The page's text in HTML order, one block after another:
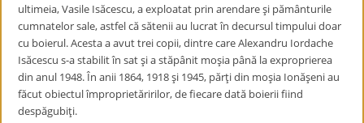
ultimeia, Vasile Isăcescu, a exploatat prin arendare şi pământurile
cumnatelor sale, astfel că sătenii au lucrat în decursul timpului doar
cu boierul. Acesta a avut trei copii, dintre care Alexandru Iordache
Isăcescu s-a stabilit în sat şi a stăpânit moşia până la exproprierea
din anul 1948. În anii 1864, 1918 şi 1945, părţi din moşia Ionăşeni au
făcut obiectul împroprietăririlor, de fiecare dată boierii fiind
despăgubiţi.